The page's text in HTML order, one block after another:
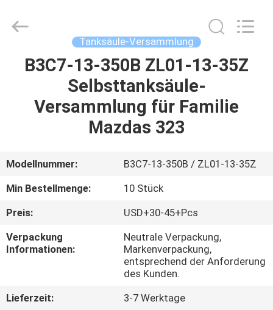
ZUHAUSE
PRODUKTE
ÜBER
UNS
WERKSFÜHRUNG
assembly.com.
Tanksäule-Versammlung
B3C7-13-350B ZL01-13-35Z
Selbsttanksäule-
Versammlung für Familie
Mazdas 323
Modellnummer:
B3C7-13-350B / ZL01-13-35Z
Min Bestellmenge:
10 Stück
Preis:
USD+30-45+Pcs
Verpackung
Informationen:
Neutrale Verpackung,
Markenverpackung,
entsprechend der Anforderung
des Kunden.
Lieferzeit:
3-7 Werktage